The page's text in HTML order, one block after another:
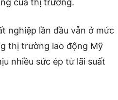
của thị trường.
nghiệp lần đầu vẫn ở mức
thị trường lao động Mỹ
nhiều sức ép từ lãi suất